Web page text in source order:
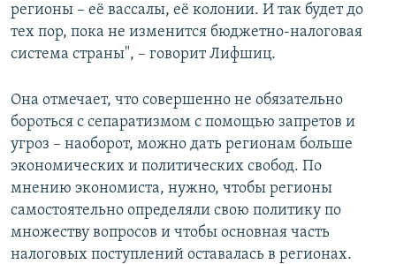
регионы – её вассалы, её колонии. И так будет до
тех пор, пока не изменится бюджетно-налоговая
система страны", – говорит Лифшиц.
Она отмечает, что совершенно не обязательно
бороться с сепаратизмом с помощью запретов и
угроз – наоборот, можно дать регионам больше
экономических и политических свобод. По
мнению экономиста, нужно, чтобы регионы
самостоятельно определяли свою политику по
множеству вопросов и чтобы основная часть
налоговых поступлений оставалась в регионах.